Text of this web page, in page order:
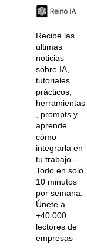
Recibe las
últimas
noticias
sobre IA,
tutoriales
prácticos,
herramientas
, prompts y
aprende
cómo
integrarla en
tu trabajo -
Todo en solo
10 minutos
por semana.
Únete a
+40.000
lectores de
empresas